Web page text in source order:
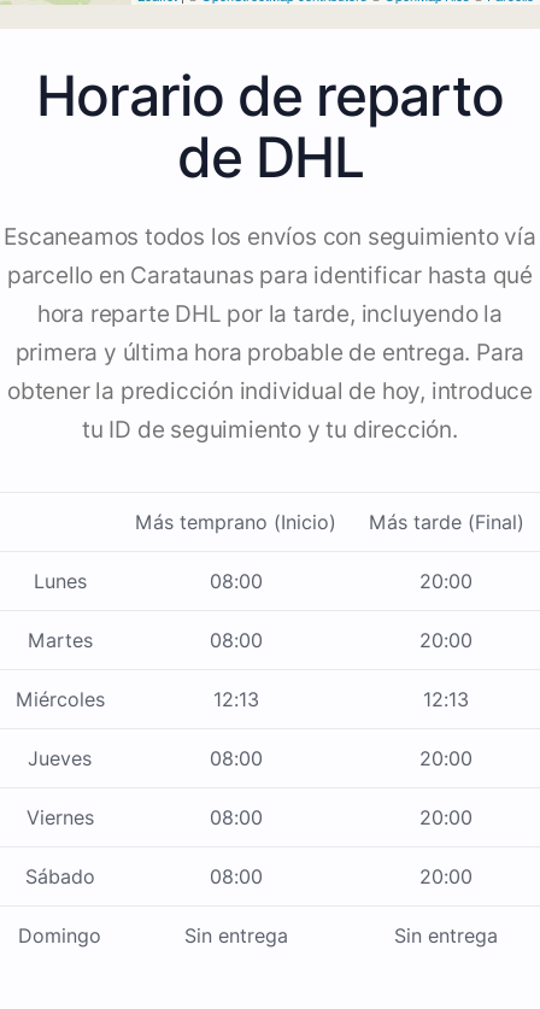
Horario de reparto
de DHL
Escaneamos todos los envíos con seguimiento vía
parcello en Carataunas para identificar hasta qué
hora reparte DHL por la tarde, incluyendo la
primera y última hora probable de entrega. Para
obtener la predicción individual de hoy, introduce
tu ID de seguimiento y tu dirección.
Más temprano (Inicio) Más tarde (Final)
Lunes 08:00 20:00
Martes 08:00 20:00
Miércoles 12:13 12:13
Jueves 08:00 20:00
Viernes 08:00 20:00
Sábado 08:00 20:00
Domingo Sin entrega Sin entrega